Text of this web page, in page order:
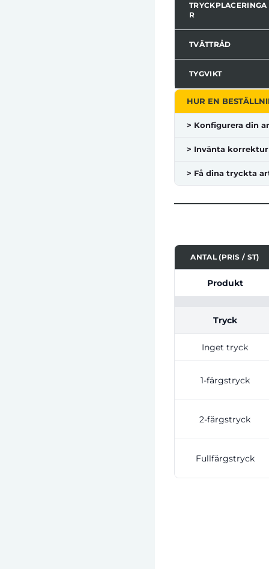
TRYCKPLACERINGA
R
TVÄTTRÅD
TYGVIKT
HUR EN
> Konfigurera din
> Invänta korrektur
> Få dina tryckta
ANTAL (PRIS / ST)
Produkt
Tryck
Inget tryck
1-färgstryck
2-färgstryck
Fullfärgstryck